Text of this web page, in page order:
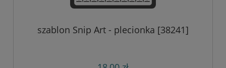
szablon Snip Art - plecionka [38241]